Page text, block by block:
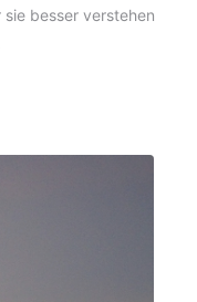
besser verstehen